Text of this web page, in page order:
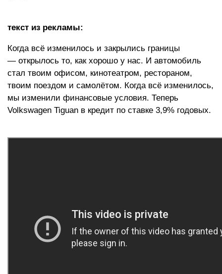
текст из рекламы:
Когда всё изменилось и закрылись границы
— открылось то, как хорошо у нас. И автомобиль
стал твоим офисом, кинотеатром, рестораном,
твоим поездом и самолётом. Когда всё изменилось,
мы изменили финансовые условия. Теперь
Volkswagen Tiguan в кредит по ставке 3,9% годовых.